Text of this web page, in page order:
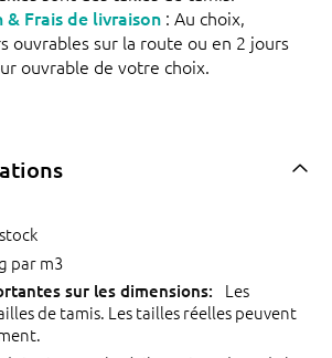
Frais de livraison : Au choix,
ouvrables sur la route ou en 2 jours
ouvrable de votre choix.
par m3
Les
de tamis. Les tailles réelles peuvent